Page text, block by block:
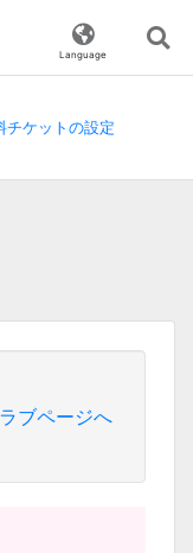
Language
チケットの設定
ブページへ